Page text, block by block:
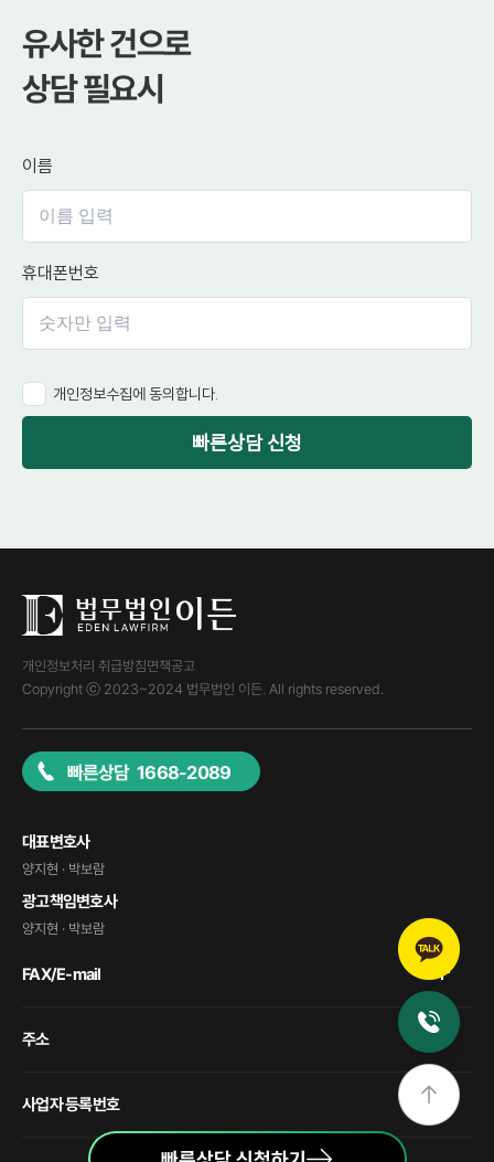
유사한 건으로
상담 필요시
이름
휴대폰번호
개인정보수집에 동의합니다.
빠른상담 신청
개인정보처리 취급방침면책공고
Copyright ⓒ 2023~2024 법무법인 이든. All rights reserved.
빠른상담 1668-2089
대표변호사
양지현 · 박보람
광고책임변호사
양지현 · 박보람
FAX/E-mail
주소
사업자 등록번호